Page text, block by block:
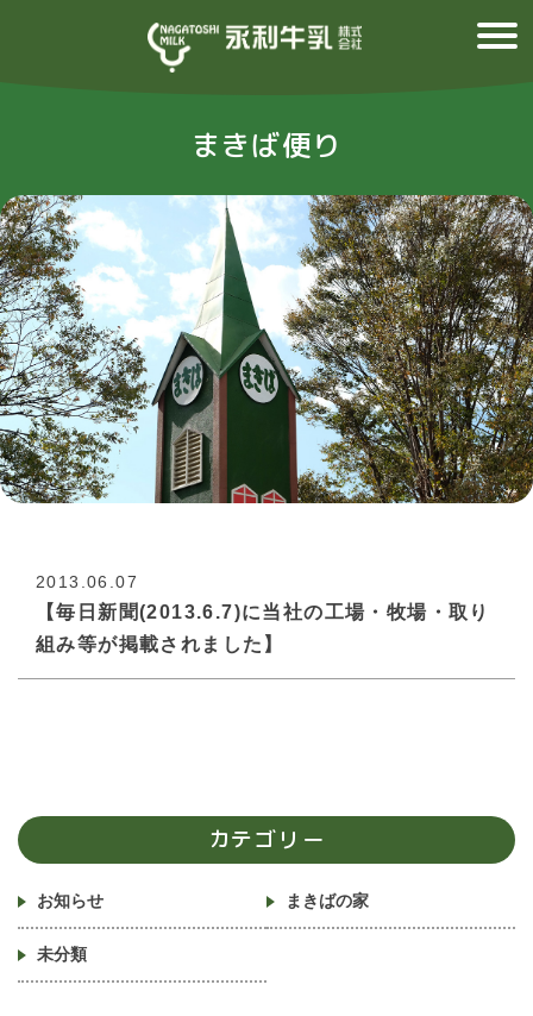
まきば便り
2013.06.07
【毎日新聞(2013.6.7)に当社の工場・牧場・取り
組み等が掲載されました】
カテゴリー
お知らせ まきばの家
未分類